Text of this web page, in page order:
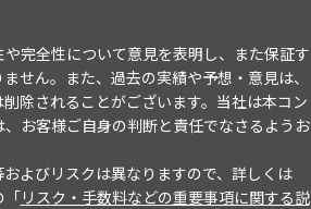
完全性について意見を表明し、また保証す
せん。また、過去の実績や予想・意見は、
除されることがございます。当社は本コン
お客様ご自身の判断と責任でなさるようお
よびリスクは異なりますので、詳しくは
「リスク・手数料などの重要事項に関する説